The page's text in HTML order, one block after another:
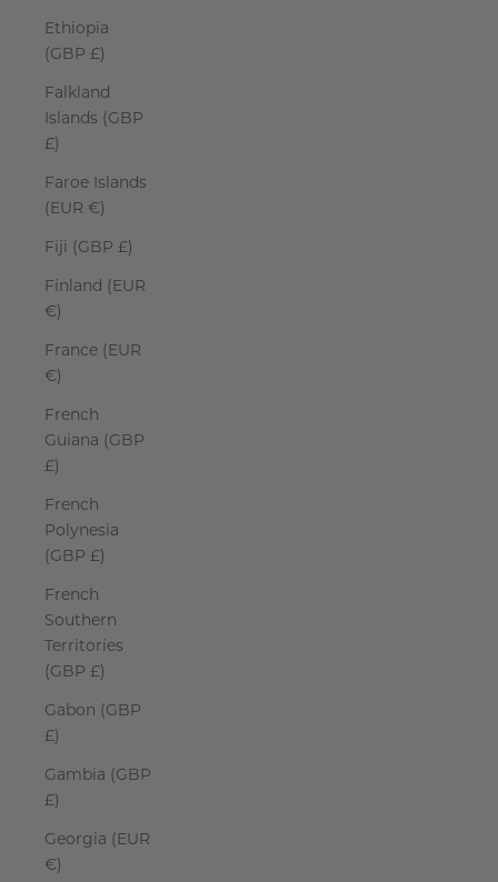
Ethiopia
(GBP £)
Falkland
Islands (GBP
£)
Faroe Islands
(EUR €)
Fiji (GBP £)
Finland (EUR
€)
France (EUR
€)
French
Guiana (GBP
£)
French
Polynesia
(GBP £)
French
Southern
Territories
(GBP £)
Gabon (GBP
£)
Gambia (GBP
£)
Georgia (EUR
€)